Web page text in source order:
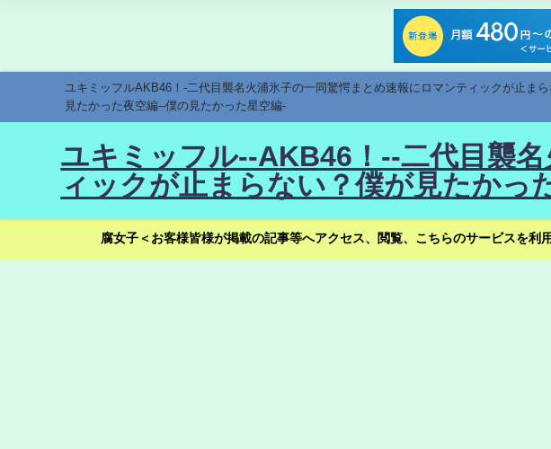
ユキミッフルAKB46！-二代目襲名火浦氷子の一同驚愕まとめ速報にロマンティックが止ま
見たかった夜空編--僕の見たかった星空編-
ユキミッフル--AKB46！--二代目襲
ィックが止まらない？僕が見たかっ
腐女子＜お客様皆様が掲載の記事等へアクセス、閲覧、こちらのサービスを